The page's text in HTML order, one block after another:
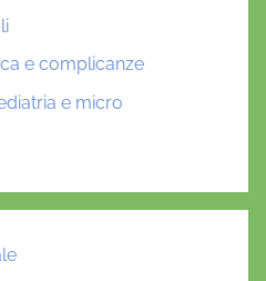
e complicanze
e micro